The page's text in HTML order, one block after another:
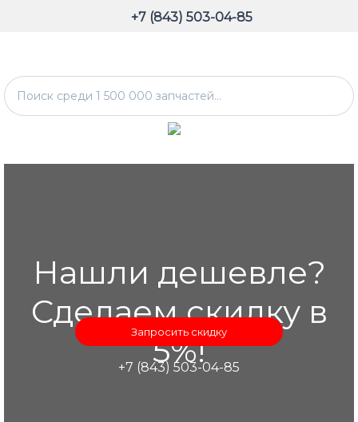
+7 (843) 503-04-85
Нашли дешевле?
Сделаем скидку в
5%!
Запросить скидку
+7 (843) 503-04-85